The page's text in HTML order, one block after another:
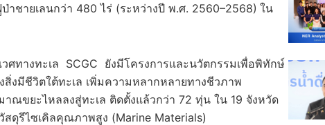
ชายเลนกว่า 480 ไร่ (ระหว่างปี พ.ศ. 2560–2568) ใน
ศทางทะเล SCGC ยังมีโครงการและนวัตกรรมเพื่อพิทักษ์
สิ่งมีชีวิตใต้ทะเล เพิ่มความหลากหลายทางชีวภาพ
าณขยะไหลลงสู่ทะเล ติดตั้งแล้วกว่า 72 ทุ่น ใน 19 จังหวัด
สดุรีไซเคิลคุณภาพสูง (Marine Materials)